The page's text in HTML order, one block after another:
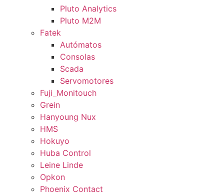
Pluto Analytics
Pluto M2M
Fatek
Autómatos
Consolas
Scada
Servomotores
Fuji_Monitouch
Grein
Hanyoung Nux
HMS
Hokuyo
Huba Control
Leine Linde
Opkon
Phoenix Contact